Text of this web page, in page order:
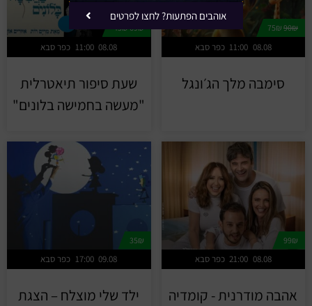
90₪
כפר סבא 11:00 08.08
סימבה מלך הג׳ונגל
69₪
45₪
כפר סבא 11:00 08.08
שעת סיפור תיאטרלית
"מעשה בחמישה בלונים"
99₪
כפר סבא 21:00 08.08
אהבה מודרנית - קומדיה
35₪
כפר סבא 17:00 09.08
ילד שלי מוצלח – הצגת
אוהבים הפתעות? לחצו לפרטים